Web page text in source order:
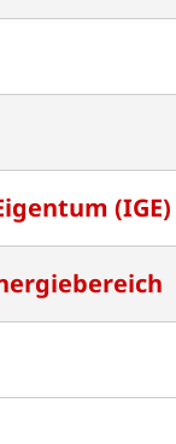
(IGE)